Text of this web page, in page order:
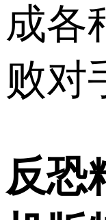
成各
败对
反恐